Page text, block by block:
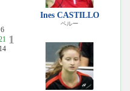
1
Ines CASTILLO
ペルー